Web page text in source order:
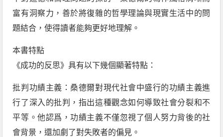
富有洞察力，善於將復雜的哲學理論與現實生活中的問
題結合，使得讀者能夠更好地理解。
本書特點
《成功的反思》具有以下幾個顯著特點：
批判功績主義：桑德爾對現代社會中盛行的功績主義進
行了深入的批判，指出這種觀念如何導致社會分裂和不
平等。他認爲，功績主義不僅忽視了個人努力背後的社
會背景，還加劇了對失敗者的偏見。